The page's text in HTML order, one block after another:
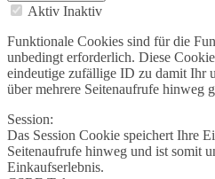
Aktiv Inaktiv
Funktionale Cookies sind für die
unbedingt erforderlich. Diese
eindeutige zufällige ID zu damit Ihr
über mehrere Seitenaufrufe hinweg
Session:
Das Session Cookie speichert Ihre
Seitenaufrufe hinweg und ist somit
Einkaufserlebnis.